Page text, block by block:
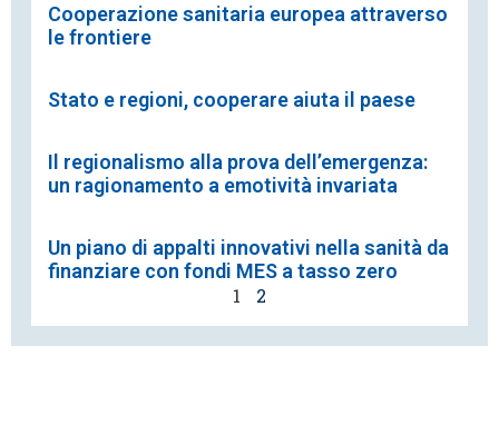
Cooperazione sanitaria europea attraverso
le frontiere
Stato e regioni, cooperare aiuta il paese
Il regionalismo alla prova dell’emergenza:
un ragionamento a emotività invariata
Un piano di appalti innovativi nella sanità da
finanziare con fondi MES a tasso zero
1
2